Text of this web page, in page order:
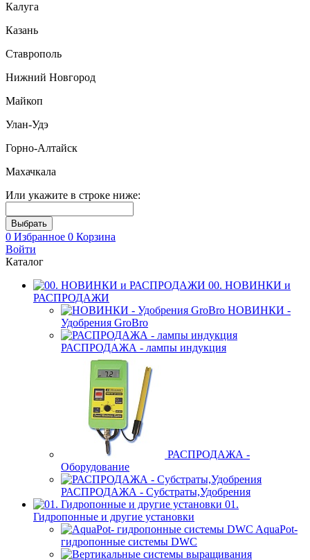
Калуга
Казань
Ставрополь
Нижний Новгород
Майкоп
Улан-Удэ
Горно-Алтайск
Махачкала
Или укажите в строке ниже:
0 Избранное 0 Корзина
Войти
Каталог
00. НОВИНКИ и
РАСПРОДАЖИ
НОВИНКИ -
Удобрения GroBro
РАСПРОДАЖА - лампы индукция
РАСПРОДАЖА -
Оборудование
РАСПРОДАЖА - Субстраты,Удобрения
01.
Гидропонные и другие установки
AquaPot-
гидропонные системы DWC